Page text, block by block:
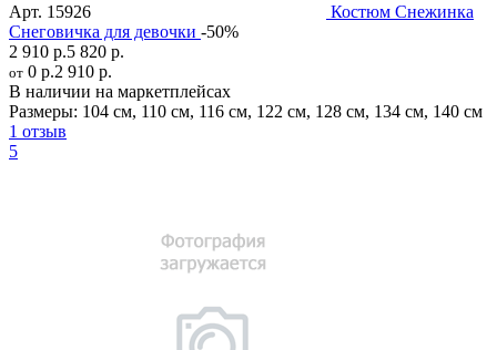
Арт. 15926
Костюм Снежинка
Снеговичка для девочки -50%
2 910 р.5 820 р.
от 0 р.2 910 р.
В наличии на маркетплейсах
Размеры: 104 см, 110 см, 116 см, 122 см, 128 см, 134 см, 140 см
1 отзыв
5